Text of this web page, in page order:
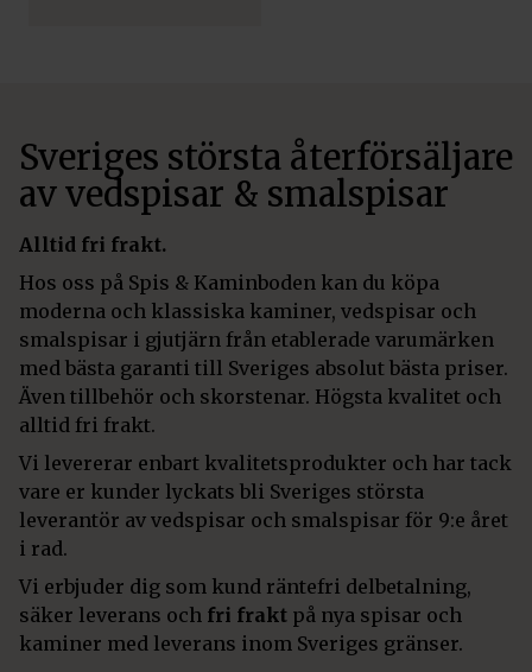
Sveriges största återförsäljare
av vedspisar & smalspisar
Alltid fri frakt.
Hos oss på Spis & Kaminboden kan du köpa
moderna och klassiska kaminer, vedspisar och
smalspisar i gjutjärn från etablerade varumärken
med bästa garanti till Sveriges absolut bästa priser.
Även tillbehör och skorstenar. Högsta kvalitet och
alltid fri frakt.
Vi levererar enbart kvalitetsprodukter och har tack
vare er kunder lyckats bli Sveriges största
leverantör av vedspisar och smalspisar för 9:e året
i rad.
Vi erbjuder dig som kund räntefri delbetalning,
säker leverans och fri frakt på nya spisar och
kaminer med leverans inom Sveriges gränser.